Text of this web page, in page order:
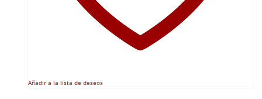
Añadir a la lista de deseos